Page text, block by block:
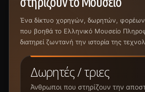
Ένα δίκτυο χορηγών, δωρητών, φορέων
που βοηθά το Ελληνικό Μουσείο
διατηρεί ζωντανή την ιστορία της
Δωρητές / τριες
Άνθρωποι που στηρίζουν την